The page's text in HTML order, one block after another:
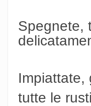
Spegnete,
Impiattate,
tutte le